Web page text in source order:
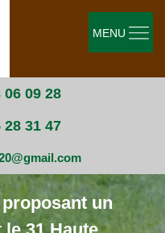
06 09 28
28 31 47
MENU
un